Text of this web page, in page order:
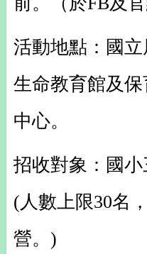
活動地點：國
生命教育館及
中心。
招收對象：國小
(人數上限30名
營。)